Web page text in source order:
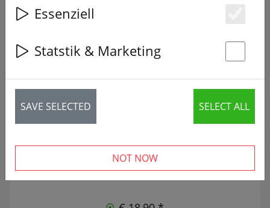
20 articles
Essenziell
Statstik & Marketing
SAVE SELECTED SELECT ALL
NOT NOW